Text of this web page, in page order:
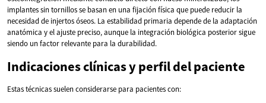
implantes sin tornillos se basan en una fijación física que puede reducir la
necesidad de injertos óseos. La estabilidad primaria depende de la adaptación
anatómica y el ajuste preciso, aunque la integración biológica posterior sigue
siendo un factor relevante para la durabilidad.
Indicaciones clínicas y perfil del paciente
Estas técnicas suelen considerarse para pacientes con: